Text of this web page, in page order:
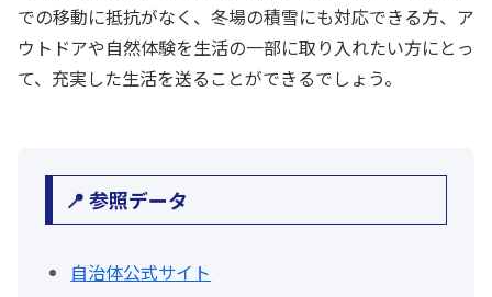
での移動に抵抗がなく、冬場の積雪にも対応できる方、ア
ウトドアや自然体験を生活の一部に取り入れたい方にとっ
て、充実した生活を送ることができるでしょう。
📍 参照データ
自治体公式サイト